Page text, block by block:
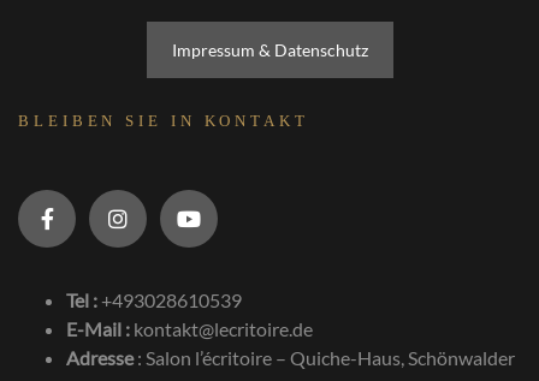
Impressum & Datenschutz
BLEIBEN SIE IN KONTAKT
Tel : +493028610539
E-Mail : kontakt@lecritoire.de
Adresse: Salon l’écritoire – Quiche-Haus, Schönwalder